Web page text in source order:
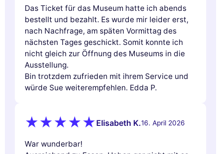
Das Ticket für das Museum hatte ich abends
bestellt und bezahlt. Es wurde mir leider erst,
nach Nachfrage, am späten Vormittag des
nächsten Tages geschickt. Somit konnte ich
nicht gleich zur Öffnung des Museums in die
Ausstellung.
Bin trotzdem zufrieden mit ihrem Service und
würde Sue weiterempfehlen. Edda P.
Elisabeth K.16. April 2026
War wunderbar!